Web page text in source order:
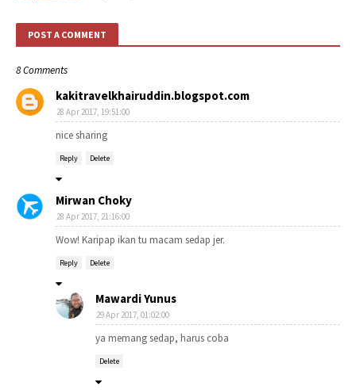
POST A COMMENT
8 Comments
kakitravelkhairuddin.blogspot.com
28 Apr 2017, 19:51:00
nice sharing
Reply Delete
Mirwan Choky
28 Apr 2017, 21:16:00
Wow! Karipap ikan tu macam sedap jer.
Reply Delete
Mawardi Yunus
29 Apr 2017, 01:02:00
ya memang sedap, harus coba
Delete